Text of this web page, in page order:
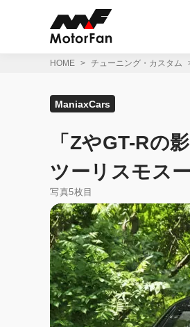
HOME チューニング・カスタム
ManiaxCars
「ZやGT-Rの
ツーリスモス
写真5枚目